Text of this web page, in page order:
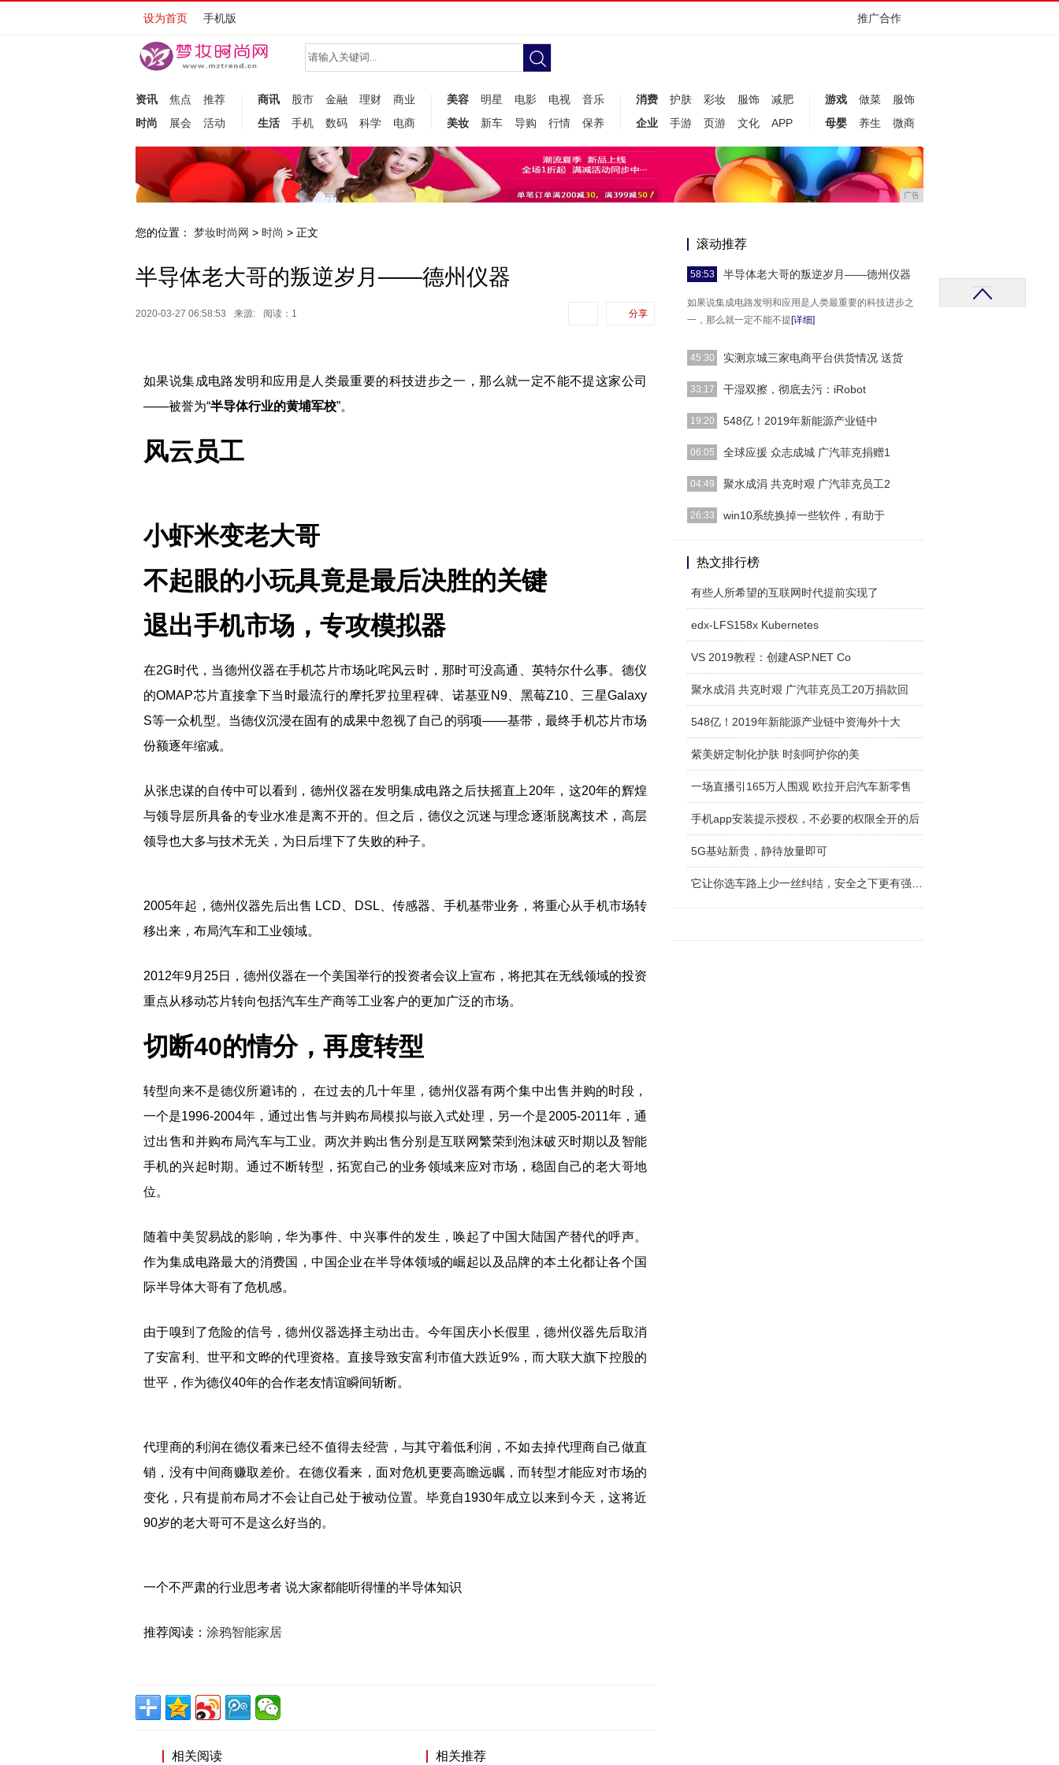
设为首页 手机版 推广合作
资讯 焦点
推荐
时尚
展会 活动
商讯 股市 金融 理财
商业
生活
手机 数码 科学 电商
美容 明星 电影 电视
音乐
美妆
新车 导购 行情 保养
消费 护肤 彩妆 服饰
减肥
企业
手游 页游 文化 APP
游戏 做菜
服饰
母婴
养生 微商
广告
您的位置： 梦妆时尚网 > 时尚 > 正文
半导体老大哥的叛逆岁月——德州仪器
2020-03-27 06:58:53 来源: 阅读：1 分享
如果说集成电路发明和应用是人类最重要的科技进步之一，那么就一定不能不提这家公司
——被誉为“半导体行业的黄埔军校”。
风云员工
小虾米变老大哥
不起眼的小玩具竟是最后决胜的关键
退出手机市场，专攻模拟器
在2G时代，当德州仪器在手机芯片市场叱咤风云时，那时可没高通、英特尔什么事。德仪
的OMAP芯片直接拿下当时最流行的摩托罗拉里程碑、诺基亚N9、黑莓Z10、三星Galaxy
S等一众机型。当德仪沉浸在固有的成果中忽视了自己的弱项——基带，最终手机芯片市场
份额逐年缩减。
从张忠谋的自传中可以看到，德州仪器在发明集成电路之后扶摇直上20年，这20年的辉煌
与领导层所具备的专业水准是离不开的。但之后，德仪之沉迷与理念逐渐脱离技术，高层
领导也大多与技术无关，为日后埋下了失败的种子。
2005年起，德州仪器先后出售 LCD、DSL、传感器、手机基带业务，将重心从手机市场转
移出来，布局汽车和工业领域。
2012年9月25日，德州仪器在一个美国举行的投资者会议上宣布，将把其在无线领域的投资
重点从移动芯片转向包括汽车生产商等工业客户的更加广泛的市场。
切断40的情分，再度转型
转型向来不是德仪所避讳的， 在过去的几十年里，德州仪器有两个集中出售并购的时段，
一个是1996-2004年，通过出售与并购布局模拟与嵌入式处理，另一个是2005-2011年，通
过出售和并购布局汽车与工业。两次并购出售分别是互联网繁荣到泡沫破灭时期以及智能
手机的兴起时期。通过不断转型，拓宽自己的业务领域来应对市场，稳固自己的老大哥地
位。
随着中美贸易战的影响，华为事件、中兴事件的发生，唤起了中国大陆国产替代的呼声。
作为集成电路最大的消费国，中国企业在半导体领域的崛起以及品牌的本土化都让各个国
际半导体大哥有了危机感。
由于嗅到了危险的信号，德州仪器选择主动出击。今年国庆小长假里，德州仪器先后取消
了安富利、世平和文晔的代理资格。直接导致安富利市值大跌近9%，而大联大旗下控股的
世平，作为德仪40年的合作老友情谊瞬间斩断。
代理商的利润在德仪看来已经不值得去经营，与其守着低利润，不如去掉代理商自己做直
销，没有中间商赚取差价。在德仪看来，面对危机更要高瞻远瞩，而转型才能应对市场的
变化，只有提前布局才不会让自己处于被动位置。毕竟自1930年成立以来到今天，这将近
90岁的老大哥可不是这么好当的。
一个不严肃的行业思考者 说大家都能听得懂的半导体知识
推荐阅读： 涂鸦智能家居
相关阅读 相关推荐
滚动推荐
58:53 半导体老大哥的叛逆岁月——德州仪器
如果说集成电路发明和应用是人类最重要的科技进步之
一，那么就一定不能不提 [详细]
45:30 实测京城三家电商平台供货情况 送货
由于疫情因素，目前大部分人还处于居家状态，为了隔离
33:17 干湿双擦，彻底去污：iRobot
楼主的第一台扫地机器人用的是iRobot 961,用到现在差
19:20 548亿！2019年新能源产业链中
由于Ambau已经处于破产状态，所以收购将在天顺德国
06:05 全球应援 众志成城 广汽菲克捐赠1
疫情突如其来，牵动着全国人民的关切之心，各条战线的
04:49 聚水成涓 共克时艰 广汽菲克员工2
3月17日，来自广汽菲克员工个人捐赠的20万爱心捐款正
26:33 win10系统换掉一些软件，有助于
题，如果迫不得已安
热文排行榜
有些人所希望的互联网时代提前实现了
edx-LFS158x Kubernetes
VS 2019教程：创建ASP.NET Co
聚水成涓 共克时艰 广汽菲克员工20万捐款回
548亿！2019年新能源产业链中资海外十大
紫美妍定制化护肤 时刻呵护你的美
一场直播引165万人围观 欧拉开启汽车新零售
手机app安装提示授权，不必要的权限全开的后
5G基站新贵，静待放量即可